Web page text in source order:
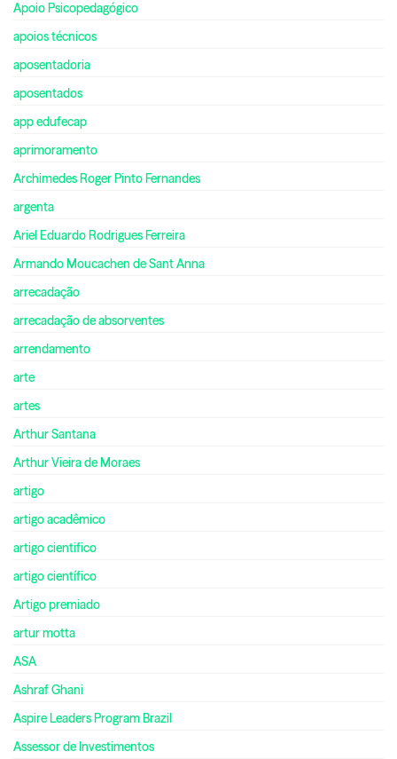
Apoio Psicopedagógico
apoios técnicos
aposentadoria
aposentados
app edufecap
aprimoramento
Archimedes Roger Pinto Fernandes
argenta
Ariel Eduardo Rodrigues Ferreira
Armando Moucachen de Sant Anna
arrecadação
arrecadação de absorventes
arrendamento
arte
artes
Arthur Santana
Arthur Vieira de Moraes
artigo
artigo acadêmico
artigo cientifico
artigo científico
Artigo premiado
artur motta
ASA
Ashraf Ghani
Aspire Leaders Program Brazil
Assessor de Investimentos